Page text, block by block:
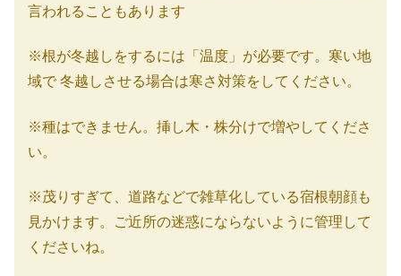
言われることもあります
※根が冬越しをするには「温度」が必要です。寒い地
域で 冬越しさせる場合は寒さ対策をしてください。
※種はできません。挿し木・株分けで増やしてくださ
い。
※茂りすぎて、道路などで雑草化している宿根朝顔も
見かけます。ご近所の迷惑にならないように管理して
くださいね。